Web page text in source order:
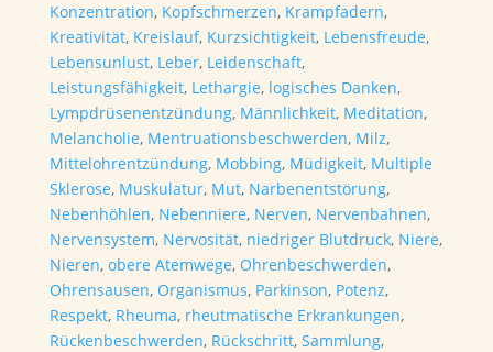
Konzentration, Kopfschmerzen, Krampfadern,
Kreativität, Kreislauf, Kurzsichtigkeit, Lebensfreude,
Lebensunlust, Leber, Leidenschaft,
Leistungsfähigkeit, Lethargie, logisches Danken,
Lympdrüsenentzündung, Männlichkeit, Meditation,
Melancholie, Mentruationsbeschwerden, Milz,
Mittelohrentzündung, Mobbing, Müdigkeit, Multiple
Sklerose, Muskulatur, Mut, Narbenentstörung,
Nebenhöhlen, Nebenniere, Nerven, Nervenbahnen,
Nervensystem, Nervosität, niedriger Blutdruck, Niere,
Nieren, obere Atemwege, Ohrenbeschwerden,
Ohrensausen, Organismus, Parkinson, Potenz,
Respekt, Rheuma, rheutmatische Erkrankungen,
Rückenbeschwerden, Rückschritt, Sammlung,